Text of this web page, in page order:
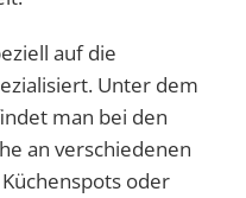
auf die
Unter dem
man bei den
an verschiedenen
oder